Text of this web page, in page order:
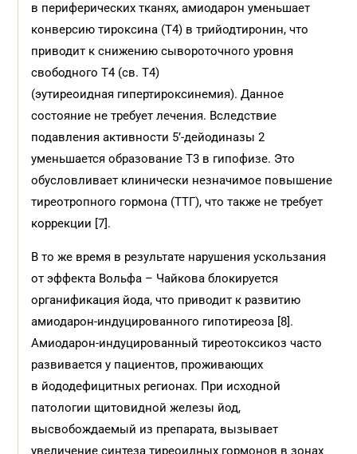
в периферических тканях, амиодарон уменьшает
конверсию тироксина (Т4) в трийодтиронин, что
приводит к снижению сывороточного уровня
свободного Т4 (св. Т4)
(эутиреоидная гипертироксинемия). Данное
состояние не требует лечения. Вследствие
подавления активности 5’-дейодиназы 2
уменьшается образование Т3 в гипофизе. Это
обусловливает клинически незначимое повышение
тиреотропного гормона (ТТГ), что также не требует
коррекции [7].
В то же время в результате нарушения ускользания
от эффекта Вольфа – Чайкова блокируется
органификация йода, что приводит к развитию
амиодарон-индуцированного гипотиреоза [8].
Амиодарон-индуцированный тиреотоксикоз часто
развивается у пациентов, проживающих
в йододефицитных регионах. При исходной
патологии щитовидной железы йод,
высвобождаемый из препарата, вызывает
увеличение синтеза тиреоидных гормонов в зонах